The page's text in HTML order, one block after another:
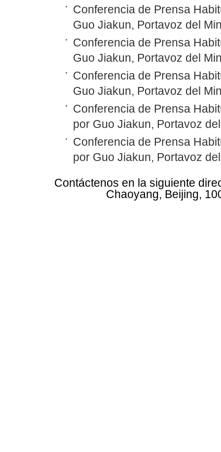
Conferencia de Prensa
Guo Jiakun, Portavoz del
Conferencia de Prensa
Guo Jiakun, Portavoz del
Conferencia de Prensa
Guo Jiakun, Portavoz del
Conferencia de Prensa
por Guo Jiakun, Portavoz
Conferencia de Prensa
por Guo Jiakun, Portavoz
Contáctenos en la siguiente
Chaoyang, Beijing,